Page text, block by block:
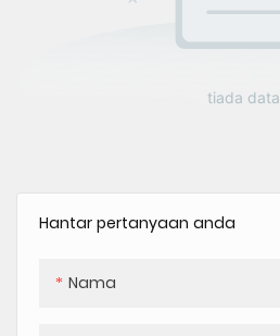
Hantar pertanyaan anda
Nama
tiada data